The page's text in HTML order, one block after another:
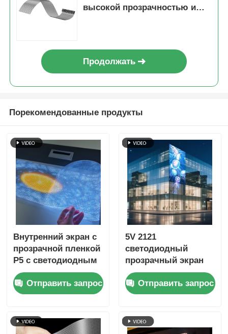
высокой прозрачностью и
Продолжать
Порекомендованные продукты
Внутренний экран с
прозрачной пленкой
P5 с светодиодным
освещением
высокой четкости
Отправить запрос
5V 2121
светодиодный
прозрачный экран
кристально чистый
цифровой медиа
дисплей для
Отправить запрос